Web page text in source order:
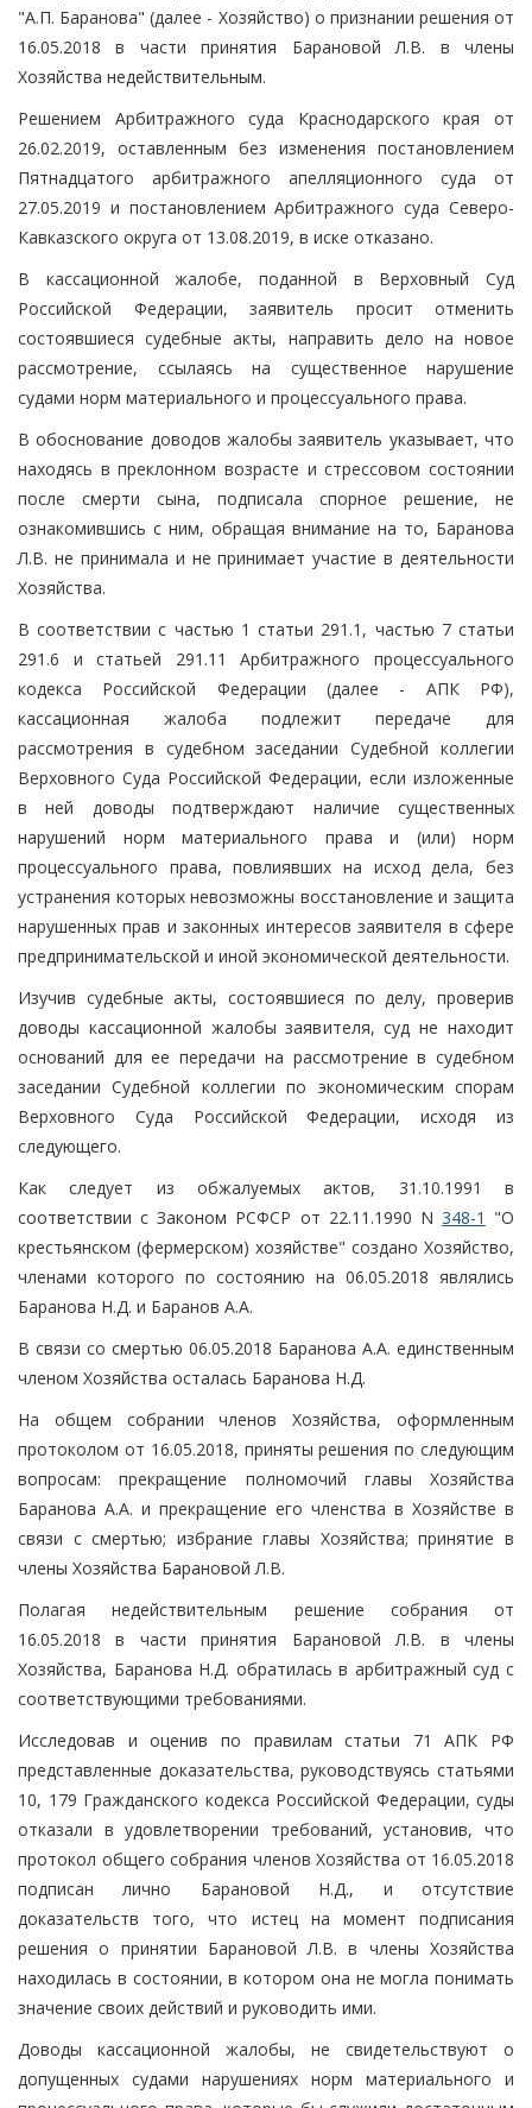
"А.П. Баранова" (далее - Хозяйство) о признании решения от
16.05.2018 в части принятия Барановой Л.В. в члены
Хозяйства недействительным.
Решением Арбитражного суда Краснодарского края от
26.02.2019, оставленным без изменения постановлением
Пятнадцатого арбитражного апелляционного суда от
27.05.2019 и постановлением Арбитражного суда Северо-
Кавказского округа от 13.08.2019, в иске отказано.
В кассационной жалобе, поданной в Верховный Суд
Российской Федерации, заявитель просит отменить
состоявшиеся судебные акты, направить дело на новое
рассмотрение, ссылаясь на существенное нарушение
судами норм материального и процессуального права.
В обоснование доводов жалобы заявитель указывает, что
находясь в преклонном возрасте и стрессовом состоянии
после смерти сына, подписала спорное решение, не
ознакомившись с ним, обращая внимание на то, Баранова
Л.В. не принимала и не принимает участие в деятельности
Хозяйства.
В соответствии с частью 1 статьи 291.1, частью 7 статьи
291.6 и статьей 291.11 Арбитражного процессуального
кодекса Российской Федерации (далее - АПК РФ),
кассационная жалоба подлежит передаче для
рассмотрения в судебном заседании Судебной коллегии
Верховного Суда Российской Федерации, если изложенные
в ней доводы подтверждают наличие существенных
нарушений норм материального права и (или) норм
процессуального права, повлиявших на исход дела, без
устранения которых невозможны восстановление и защита
нарушенных прав и законных интересов заявителя в сфере
предпринимательской и иной экономической деятельности.
Изучив судебные акты, состоявшиеся по делу, проверив
доводы кассационной жалобы заявителя, суд не находит
оснований для ее передачи на рассмотрение в судебном
заседании Судебной коллегии по экономическим спорам
Верховного Суда Российской Федерации, исходя из
следующего.
Как следует из обжалуемых актов, 31.10.1991 в
соответствии с Законом РСФСР от 22.11.1990 N 348-1 "О
крестьянском (фермерском) хозяйстве" создано Хозяйство,
членами которого по состоянию на 06.05.2018 являлись
Баранова Н.Д. и Баранов А.А.
В связи со смертью 06.05.2018 Баранова А.А. единственным
членом Хозяйства осталась Баранова Н.Д.
На общем собрании членов Хозяйства, оформленным
протоколом от 16.05.2018, приняты решения по следующим
вопросам: прекращение полномочий главы Хозяйства
Баранова А.А. и прекращение его членства в Хозяйстве в
связи с смертью; избрание главы Хозяйства; принятие в
члены Хозяйства Барановой Л.В.
Полагая недействительным решение собрания от
16.05.2018 в части принятия Барановой Л.В. в члены
Хозяйства, Баранова Н.Д. обратилась в арбитражный суд с
соответствующими требованиями.
Исследовав и оценив по правилам статьи 71 АПК РФ
представленные доказательства, руководствуясь статьями
10, 179 Гражданского кодекса Российской Федерации, суды
отказали в удовлетворении требований, установив, что
протокол общего собрания членов Хозяйства от 16.05.2018
подписан лично Барановой Н.Д., и отсутствие
доказательств того, что истец на момент подписания
решения о принятии Барановой Л.В. в члены Хозяйства
находилась в состоянии, в котором она не могла понимать
значение своих действий и руководить ими.
Доводы кассационной жалобы, не свидетельствуют о
допущенных судами нарушениях норм материального и